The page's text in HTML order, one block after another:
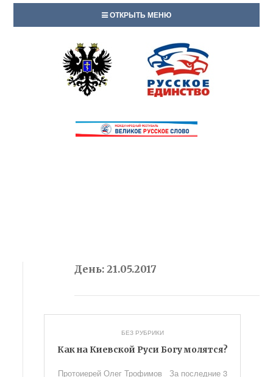
ОТКРЫТЬ МЕНЮ
День:21.05.2017
БЕЗ РУБРИКИ
Как на Киевской Руси Богу молятся?
Протоиерей Олег Трофимов За последние 3